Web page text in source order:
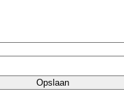
Opslaan